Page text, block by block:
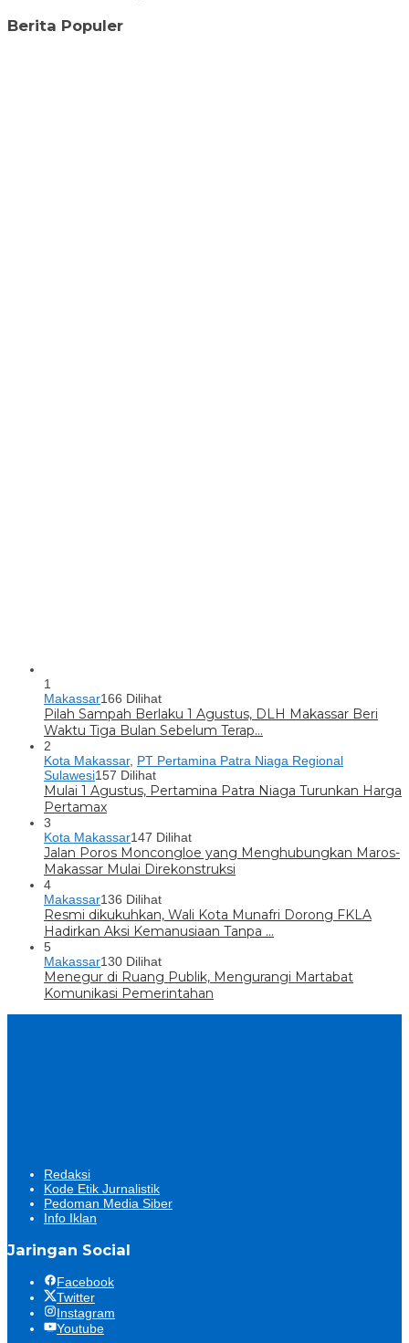
Berita Populer
1
Makassar166 Dilihat
Pilah Sampah Berlaku 1 Agustus, DLH Makassar Beri
Waktu Tiga Bulan Sebelum Terap…
2
Kota Makassar, PT Pertamina Patra Niaga Regional
Sulawesi157 Dilihat
Mulai 1 Agustus, Pertamina Patra Niaga Turunkan Harga
Pertamax
3
Kota Makassar147 Dilihat
Jalan Poros Moncongloe yang Menghubungkan Maros-
Makassar Mulai Direkonstruksi
4
Makassar136 Dilihat
Resmi dikukuhkan, Wali Kota Munafri Dorong FKLA
Hadirkan Aksi Kemanusiaan Tanpa …
5
Makassar130 Dilihat
Menegur di Ruang Publik, Mengurangi Martabat
Komunikasi Pemerintahan
Redaksi
Kode Etik Jurnalistik
Pedoman Media Siber
Info Iklan
Jaringan Social
Facebook
Twitter
Instagram
Youtube